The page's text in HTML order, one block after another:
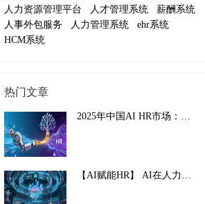
人力资源管理平台
人才管理系统
薪酬系统
人事外包服务
人力管理系统
ehr系统
HCM系统
热门文章